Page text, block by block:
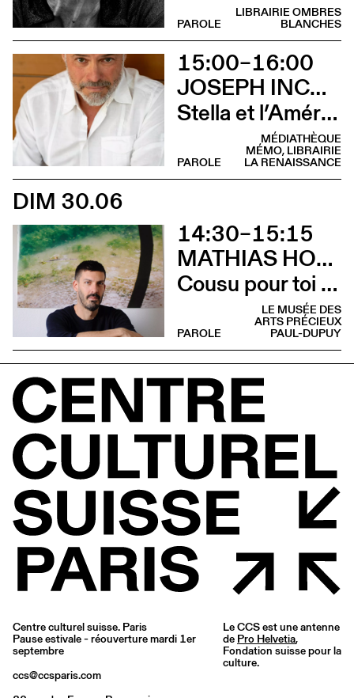
LIBRAIRIE OMBRES
BLANCHES
PAROLE
15:00–16:00
JOSEPH INCARDONA
Stella et l’Amérique (Rencontre)
MÉDIATHÈQUE
MÉMO, LIBRAIRIE
LA RENAISSANCE
PAROLE
DIM 30.06
14:30–15:15
MATHIAS HOWALD
Cousu pour toi (Lecture)
LE MUSÉE DES
ARTS PRÉCIEUX
PAUL-DUPUY
PAROLE
Centre culturel suisse. Paris
Pause estivale - réouverture mardi 1er
septembre
ccs@ccsparis.com
Le CCS est une antenne
de Pro Helvetia,
Fondation suisse pour la
culture.